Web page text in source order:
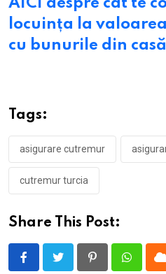
AICI despre cât te
locuința la
cu bunurile din casă
Tags:
asigurare cutremur
cutremur turcia
Share This Post:
Pinterest